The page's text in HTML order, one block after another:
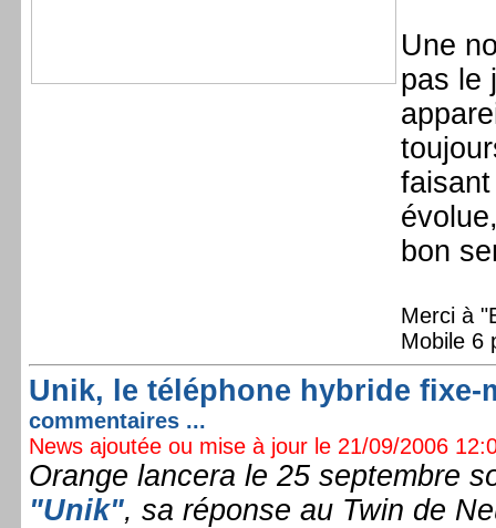
Une
pas le
bon
Merci à
Mobile 6
Unik, le téléphone hybride
commentaires ...
News ajoutée ou mise à jour le 21/09/2006
Orange lancera le 25 septembre
"Unik", sa réponse au Twin de